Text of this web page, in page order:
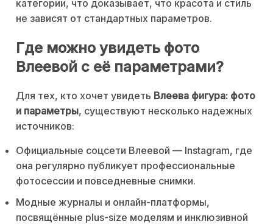
категории, что доказывает, что красота и стиль
не зависят от стандартных параметров.
Где можно увидеть фото
Влеевой с её параметрами?
Для тех, кто хочет увидеть Влеева фигура: фото
и параметры, существуют несколько надежных
источников:
Официальные соцсети Влеевой — Instagram, где
она регулярно публикует профессиональные
фотосессии и повседневные снимки.
Модные журналы и онлайн-платформы,
посвящённые plus-size моделям и инклюзивной